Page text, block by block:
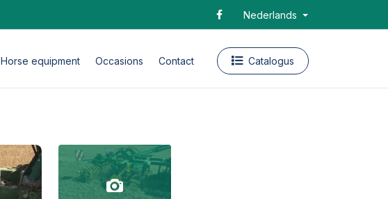
Nederlands
Horse equipment Occasions Contact Catalogus